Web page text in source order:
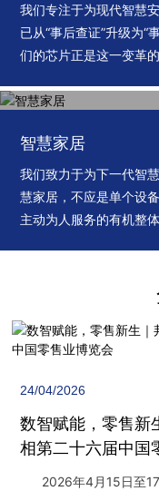
我们专注于为现代智慧
已从“事后查证”升级为“
们的芯片正是这一变革的
智慧家居
我们致力于为下一代智
慧家居，不应是单个设
主动为人服务的有机整体
24/04/2026
数智赋能，零售新
相第二十六届中国
2026年4月15日至17